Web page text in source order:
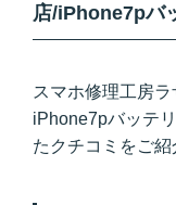
店/iPhone7pバ
スマホ修理工房ラ
iPhone7pバッテ
たクチコミをご紹